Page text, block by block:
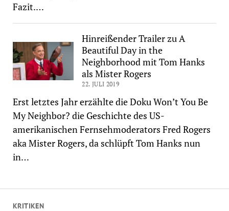
KRITIKEN
Fazit.…
Hinreißender Trailer zu A
Beautiful Day in the
Neighborhood mit Tom Hanks
als Mister Rogers
22. JULI 2019
Erst letztes Jahr erzählte die Doku Won’t You Be
My Neighbor? die Geschichte des US-
amerikanischen Fernsehmoderators Fred Rogers
aka Mister Rogers, da schlüpft Tom Hanks nun
in…